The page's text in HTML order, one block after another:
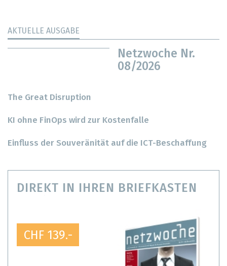
AKTUELLE AUSGABE
Netzwoche Nr.
08/2026
The Great Disruption
KI ohne FinOps wird zur Kostenfalle
Einfluss der Souveränität auf die ICT-Beschaffung
DIREKT IN IHREN BRIEFKASTEN
CHF 139.-